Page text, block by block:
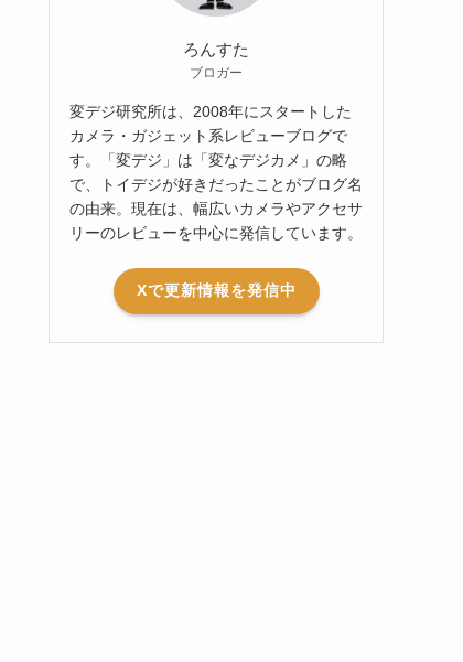
ろんすた
ブロガー
変デジ研究所は、2008年にスタートした
カメラ・ガジェット系レビューブログで
す。「変デジ」は「変なデジカメ」の略
で、トイデジが好きだったことがブログ名
の由来。現在は、幅広いカメラやアクセサ
リーのレビューを中心に発信しています。
Xで更新情報を発信中